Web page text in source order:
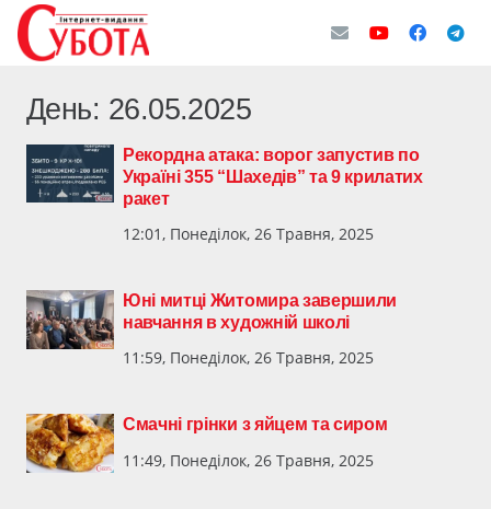
День: 26.05.2025
Рекордна атака: ворог запустив по
Україні 355 “Шахедів” та 9 крилатих
ракет
12:01, Понеділок, 26 Травня, 2025
Юні митці Житомира завершили
навчання в художній школі
11:59, Понеділок, 26 Травня, 2025
Смачні грінки з яйцем та сиром
11:49, Понеділок, 26 Травня, 2025